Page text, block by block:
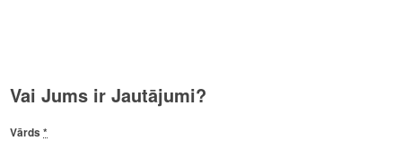
Vai Jums ir Jautājumi?
Vārds*